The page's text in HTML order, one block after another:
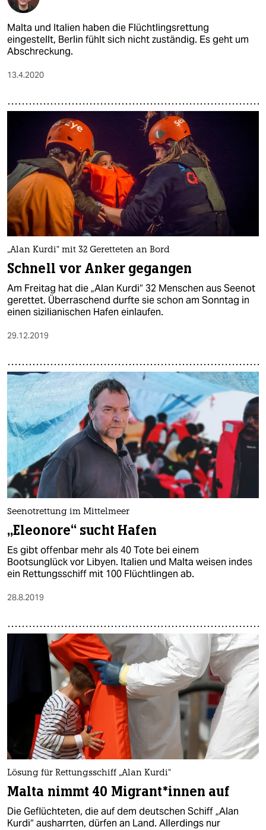
Malta und Italien haben die Flüchtlingsrettung
eingestellt, Berlin fühlt sich nicht zuständig. Es geht um
Abschreckung.
13.4.2020
„Alan Kurdi“ mit 32 Geretteten an Bord
Schnell vor Anker gegangen
Am Freitag hat die „Alan Kurdi“ 32 Menschen aus Seenot
gerettet. Überraschend durfte sie schon am Sonntag in
einen sizilianischen Hafen einlaufen.
29.12.2019
Seenotrettung im Mittelmeer
„Eleonore“ sucht Hafen
Es gibt offenbar mehr als 40 Tote bei einem
Bootsunglück vor Libyen. Italien und Malta weisen indes
ein Rettungsschiff mit 100 Flüchtlingen ab.
28.8.2019
Lösung für Rettungsschiff „Alan Kurdi“
Malta nimmt 40 Migrant*innen auf
Die Geflüchteten, die auf dem deutschen Schiff „Alan
Kurdi“ ausharrten, dürfen an Land. Allerdings nur